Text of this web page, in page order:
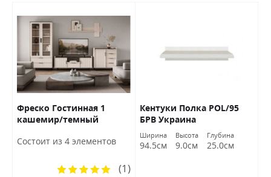
Фреско Гостинная 1
кашемир/темный
Состоит из 4 элементов
Рейтинг:
(1)
Кентуки Полка POL/95
БРВ Украина
Ширина
94.5см
Высота
9.0см
Глубина
25.0см